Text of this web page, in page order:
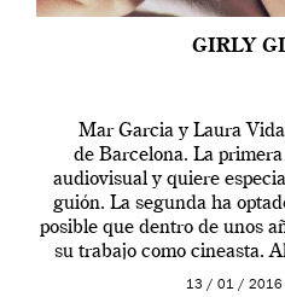
GIRLY
Mar Garcia y Laura
de Barcelona. La
audiovisual y quiere
guión. La segunda ha
posible que dentro de unos
su trabajo como cineasta.
13 / 01 /